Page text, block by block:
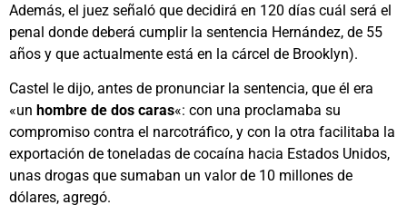
Además, el juez señaló que decidirá en 120 días cuál será el
penal donde deberá cumplir la sentencia Hernández, de 55
años y que actualmente está en la cárcel de Brooklyn).
Castel le dijo, antes de pronunciar la sentencia, que él era
«un hombre de dos caras«: con una proclamaba su
compromiso contra el narcotráfico, y con la otra facilitaba la
exportación de toneladas de cocaína hacia Estados Unidos,
unas drogas que sumaban un valor de 10 millones de
dólares, agregó.